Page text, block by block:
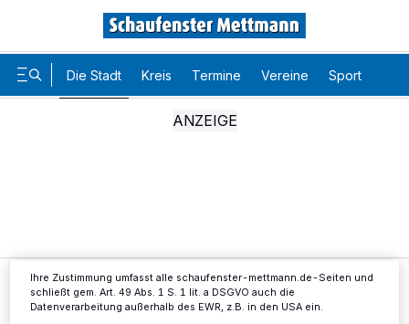
Die Stadt Kreis Termine Vereine Sport
Die Stadt GVM sagt Podiumsdiskussion ab.
Wir und unsere218-Partner speichern und greifen auf
Kennungen auf Ihrem Gerät zu. Durch Auswahl von OK aktivieren Sie
Informationen finden Sie in unserer Datenschutzerklärung.
Ihre Zustimmung umfasst alle schaufenster-mettmann.de-Seiten und
schließt gem. Art. 49 Abs. 1 S. 1 lit. a DSGVO auch die
Datenverarbeitung außerhalb des EWR, z.B. in den USA ein.